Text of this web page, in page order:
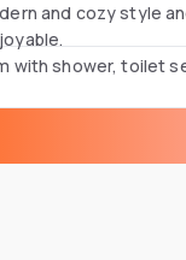
and cozy style
with shower, toilet
by free WI-FI